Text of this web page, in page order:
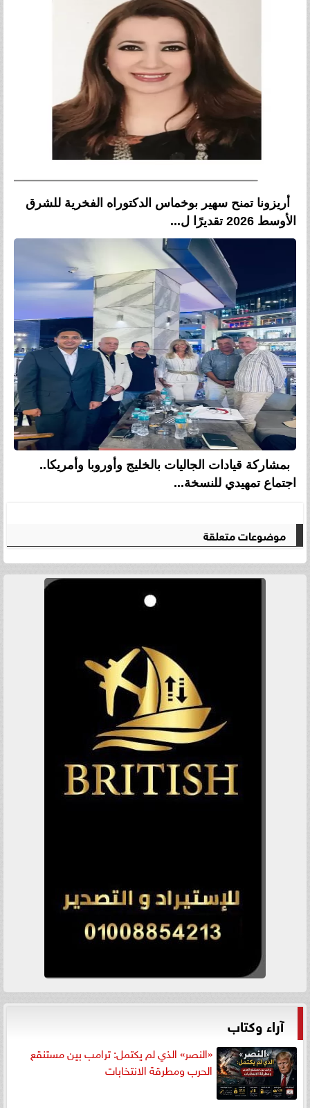
أريزونا تمنح سهير بوخماس الدكتوراه الفخرية للشرق
الأوسط 2026 تقديرًا ل...
بمشاركة قيادات الجاليات بالخليج وأوروبا وأمريكا..
اجتماع تمهيدي للنسخة...
موضوعات متعلقة
آراء وكتاب
«النصر» الذي لم يكتمل: ترامب بين مستنقع
الحرب ومطرقة الانتخابات